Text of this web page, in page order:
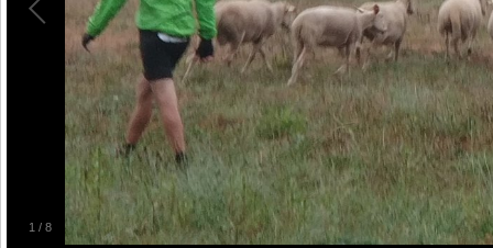
1 / 8